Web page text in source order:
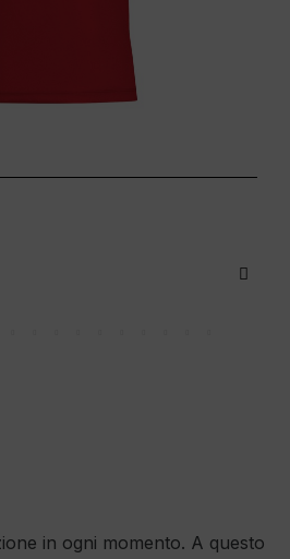

in ogni momento. A questo